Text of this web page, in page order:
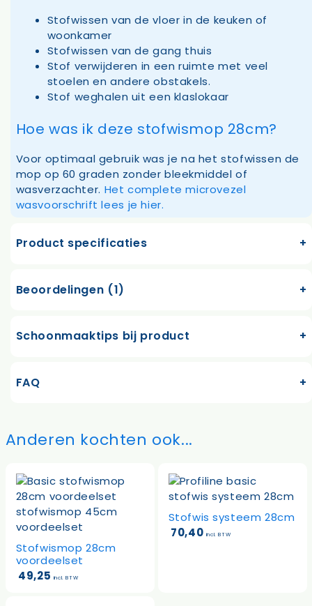
Stofwissen van de vloer in de keuken of
woonkamer
Stofwissen van de gang thuis
Stof verwijderen in een ruimte met veel
stoelen en andere obstakels.
Stof weghalen uit een klaslokaar
Hoe was ik deze stofwismop 28cm?
Voor optimaal gebruik was je na het stofwissen de
mop op 60 graden zonder bleekmiddel of
wasverzachter. Het complete microvezel
wasvoorschrift lees je hier.
Product specificaties
Beoordelingen (1)
Schoonmaaktips bij product
FAQ
Anderen kochten ook...
Stofwismop 28cm
voordeelset
49,25 incl. BTW
Stofwis systeem 28cm
70,40 incl. BTW